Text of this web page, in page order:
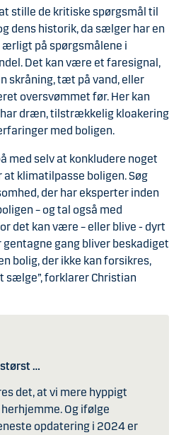
stille de kritiske spørgsmål til
dens historik, da sælger har en
på spørgsmålene i
Det kan være et faresignal,
skråning, tæt på vand, eller
oversvømmet før. Her kan
har dræn, tilstrækkelig kloakering
med boligen.
med selv at konkludere noget
at klimatilpasse boligen. Søg
der har eksperter inden
– og tal også med
det kan være – eller blive - dyrt
gang bliver beskadiget
bolig, der ikke kan forsikres,
sælge”, forklarer Christian
…
det, at vi mere hyppigt
Og ifølge
opdatering i 2024 er